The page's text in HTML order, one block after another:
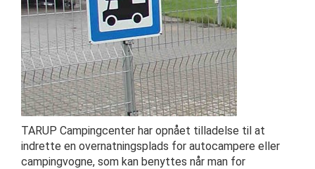
TARUP Campingcenter har opnået tilladelse til at
indrette en overnatningsplads for autocampere eller
campingvogne, som kan benyttes når man for